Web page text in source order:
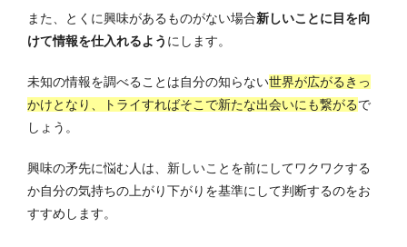
また、とくに興味があるものがない場合新しいことに目を向
けて情報を仕入れるよう にします。
未知の情報を調べることは自分の知らない世界が広がるきっ
かけとなり、トライすればそこで新たな出会いにも繋がるで
しょう。
興味の矛先に悩む人は、新しいことを前にしてワクワクする
か自分の気持ちの上がり下がりを基準にして判断するのをお
すすめします。